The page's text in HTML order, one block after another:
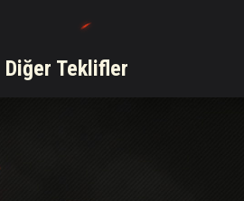
Diğer Teklifler